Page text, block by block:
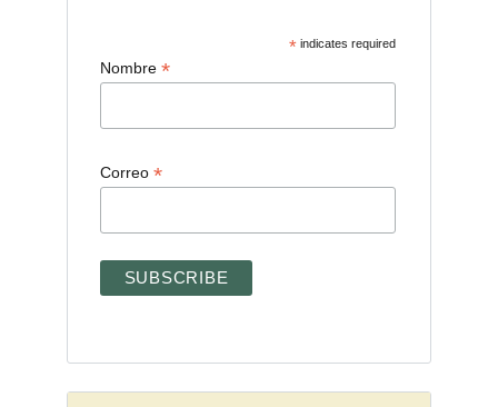
*indicates required
Nombre *
Correo *